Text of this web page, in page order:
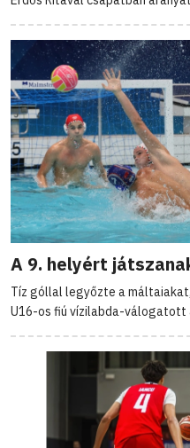
A 9. helyért
Tíz góllal legyőzte a
U16-os fiú vízilabda-válogatott